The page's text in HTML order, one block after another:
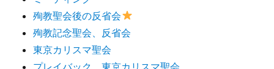
殉教聖会後の反省会
殉教記念聖会、反省会
東京カリスマ聖会
プレイバック 東京カリスマ聖会